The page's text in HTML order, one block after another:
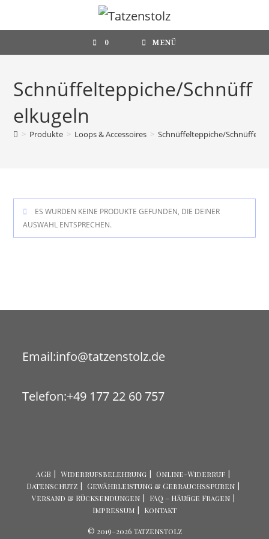
0 MENÜ
Schnüffelteppiche/Schnüff
elkugeln
> Produkte > Loops & Accessoires > Schnüffelteppiche/
ES WURDEN KEINE PRODUKTE GEFUNDEN, DIE DEINER
AUSWAHL ENTSPRECHEN.
Email:info@tatzenstolz.de
Telefon:+49 177 22 60 757
AGB Widerrufsbelehrung
Online-Widerruf
Datenschutz
Gewährleistung & Gebrauchsspuren
Versand & Rücksendungen
FAQ – Häufige Fragen
Impressum
Kontakt
© 2019–2026 Tatzenstolz